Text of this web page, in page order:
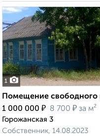
1
Помещение свободного
1 000 000 ₽ 8 700 ₽ за м²
Горожанская 3
Собственник, 14.08.2023